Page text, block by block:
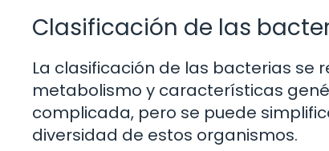
Clasificación de las
La clasificación de las bacterias se
metabolismo y características
complicada, pero se puede
diversidad de estos organismos.